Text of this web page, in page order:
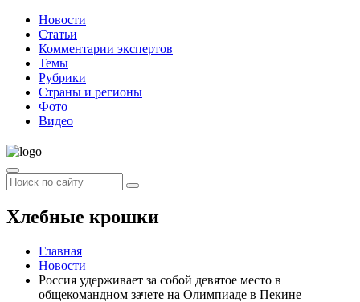
Новости
Статьи
Комментарии экспертов
Темы
Рубрики
Страны и регионы
Фото
Видео
Хлебные крошки
Главная
Новости
Россия удерживает за собой девятое место в
общекомандном зачете на Олимпиаде в Пекине